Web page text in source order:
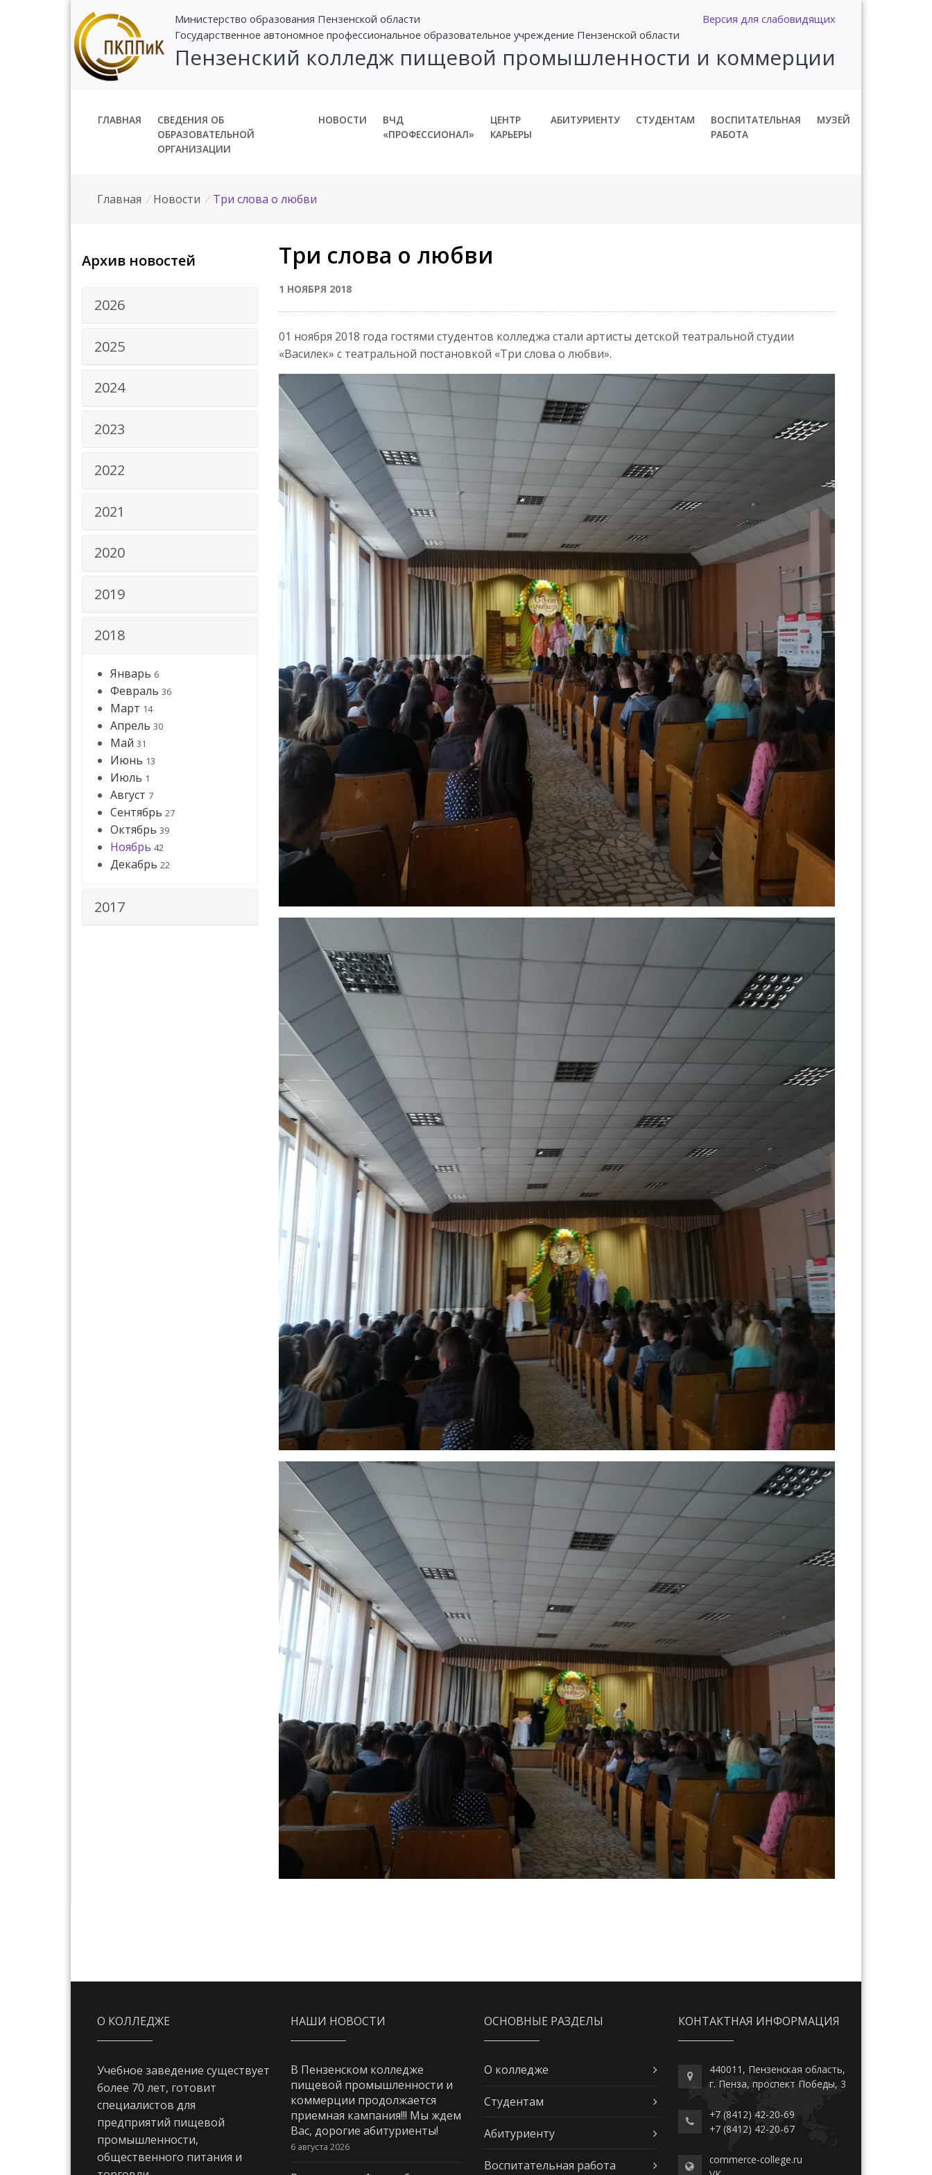
Версия для слабовидящих
Министерство образования Пензенской области
Государственное автономное профессиональное образовательное учреждение Пензенской области
Пензенский колледж пищевой промышленности и коммерции
ГЛАВНАЯ
СВЕДЕНИЯ ОБ
ОБРАЗОВАТЕЛЬНОЙ
ОРГАНИЗАЦИИ
НОВОСТИ
ВЧД
«ПРОФЕССИОНАЛ»
ЦЕНТР
КАРЬЕРЫ
АБИТУРИЕНТУ СТУДЕНТАМ
ВОСПИТАТЕЛЬНАЯ
РАБОТА
МУЗЕЙ
Главная / Новости / Три слова о любви
Архив новостей
2026
2025
2024
2023
2022
2021
2020
2019
2018
Январь 6
Февраль 36
Март 14
Апрель 30
Май 31
Июнь 13
Июль 1
Август 7
Сентябрь 27
Октябрь 39
Ноябрь 42
Декабрь 22
2017
Три слова о любви
1 НОЯБРЯ 2018
01 ноября 2018 года гостями студентов колледжа стали артисты детской театральной студии
«Василек» с театральной постановкой «Три слова о любви».
О КОЛЛЕДЖЕ
Учебное заведение существует
более 70 лет, готовит
специалистов для
предприятий пищевой
промышленности,
общественного питания и
НАШИ НОВОСТИ
В Пензенском колледже
пищевой промышленности и
коммерции продолжается
приемная кампания!!! Мы ждем
Вас, дорогие абитуриенты!
6 августа 2026
ОСНОВНЫЕ РАЗДЕЛЫ
О колледже
Студентам
Абитуриенту
Воспитательная работа
КОНТАКТНАЯ ИНФОРМАЦИЯ
440011, Пензенская область,
г. Пенза, проспект Победы, 3
+7 (8412) 42-20-69
+7 (8412) 42-20-67
commerce-college.ru